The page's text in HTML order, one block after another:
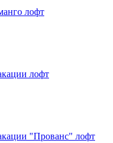
лофт
лофт
"Прованс" лофт